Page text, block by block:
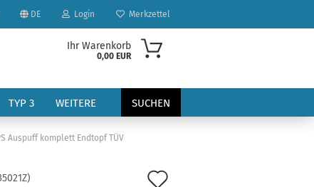
DE Login Merkzettel
Ihr Warenkorb
0,00 EUR
TYP 3 SUCHEN
WEITERE
Auspuff komplett Endtopf TÜV
)